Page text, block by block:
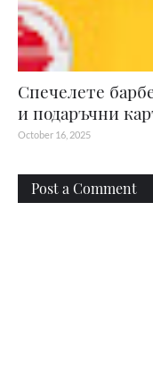
Спечелете
и подаръчни
October 16, 2025
Post a Comment